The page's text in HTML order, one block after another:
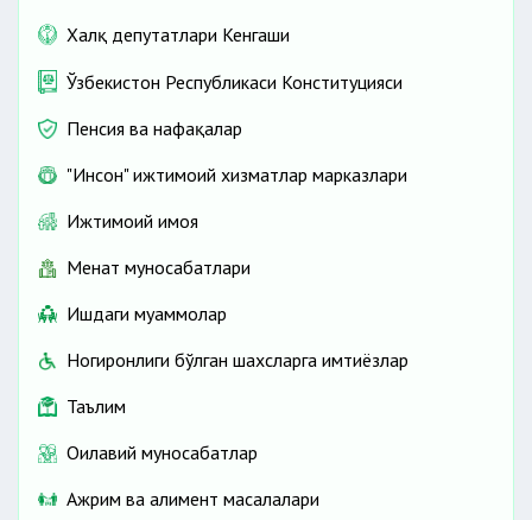
Халқ депутатлари Кенгаши
Ўзбекистон Республикаси Конституцияси
Пенсия ва нафақалар
"Инсон" ижтимоий хизматлар марказлари
Ижтимоий ҳимоя
Меҳнат муносабатлари
Ишдаги муаммолар
Ногиронлиги бўлган шахсларга имтиёзлар
Таълим
Оилавий муносабатлар
Ажрим ва алимент масалалари